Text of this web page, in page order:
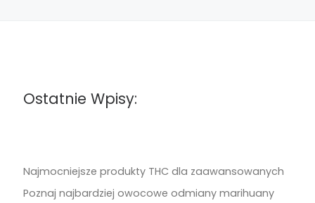
Ostatnie Wpisy:
Najmocniejsze produkty THC dla zaawansowanych
Poznaj najbardziej owocowe odmiany marihuany